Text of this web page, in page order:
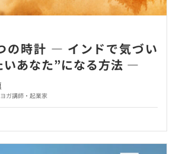
の時計 ― インドで気づい
いあなた”になる方法 ―
ガ講師・起業家